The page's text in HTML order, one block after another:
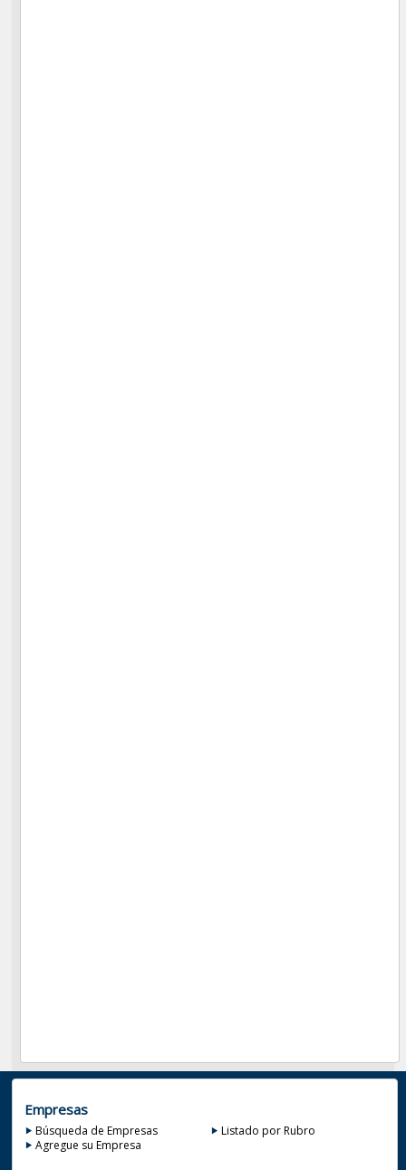
Empresas
Búsqueda de Empresas
Listado por Rubro
Agregue su Empresa